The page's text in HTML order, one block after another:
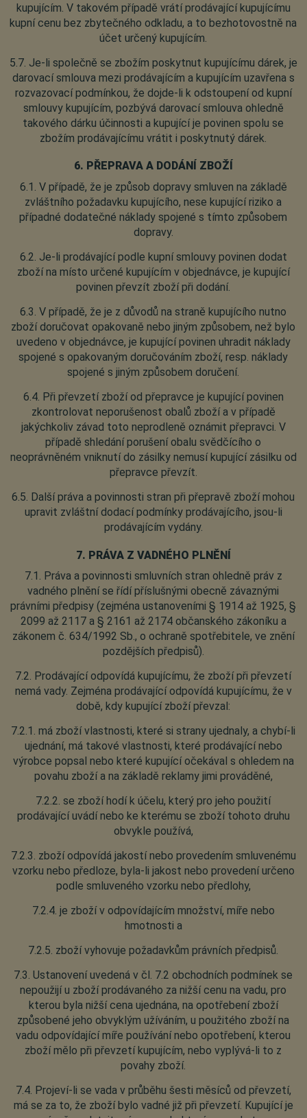
kupujícím. V takovém případě vrátí prodávající kupujícímu
kupní cenu bez zbytečného odkladu, a to bezhotovostně na
účet určený kupujícím.
5.7. Je-li společně se zbožím poskytnut kupujícímu dárek, je
darovací smlouva mezi prodávajícím a kupujícím uzavřena s
rozvazovací podmínkou, že dojde-li k odstoupení od kupní
smlouvy kupujícím, pozbývá darovací smlouva ohledně
takového dárku účinnosti a kupující je povinen spolu se
zbožím prodávajícímu vrátit i poskytnutý dárek.
6. PŘEPRAVA A DODÁNÍ ZBOŽÍ
6.1. V případě, že je způsob dopravy smluven na základě
zvláštního požadavku kupujícího, nese kupující riziko a
případné dodatečné náklady spojené s tímto způsobem
dopravy.
6.2. Je-li prodávající podle kupní smlouvy povinen dodat
zboží na místo určené kupujícím v objednávce, je kupující
povinen převzít zboží při dodání.
6.3. V případě, že je z důvodů na straně kupujícího nutno
zboží doručovat opakovaně nebo jiným způsobem, než bylo
uvedeno v objednávce, je kupující povinen uhradit náklady
spojené s opakovaným doručováním zboží, resp. náklady
spojené s jiným způsobem doručení.
6.4. Při převzetí zboží od přepravce je kupující povinen
zkontrolovat neporušenost obalů zboží a v případě
jakýchkoliv závad toto neprodleně oznámit přepravci. V
případě shledání porušení obalu svědčícího o
neoprávněném vniknutí do zásilky nemusí kupující zásilku od
přepravce převzít.
6.5. Další práva a povinnosti stran při přepravě zboží mohou
upravit zvláštní dodací podmínky prodávajícího, jsou-li
prodávajícím vydány.
7. PRÁVA Z VADNÉHO PLNĚNÍ
7.1. Práva a povinnosti smluvních stran ohledně práv z
vadného plnění se řídí příslušnými obecně závaznými
právními předpisy (zejména ustanoveními § 1914 až 1925, §
2099 až 2117 a § 2161 až 2174 občanského zákoníku a
zákonem č. 634/1992 Sb., o ochraně spotřebitele, ve znění
pozdějších předpisů).
7.2. Prodávající odpovídá kupujícímu, že zboží při převzetí
nemá vady. Zejména prodávající odpovídá kupujícímu, že v
době, kdy kupující zboží převzal:
7.2.1. má zboží vlastnosti, které si strany ujednaly, a chybí-li
ujednání, má takové vlastnosti, které prodávající nebo
výrobce popsal nebo které kupující očekával s ohledem na
povahu zboží a na základě reklamy jimi prováděné,
7.2.2. se zboží hodí k účelu, který pro jeho použití
prodávající uvádí nebo ke kterému se zboží tohoto druhu
obvykle používá,
7.2.3. zboží odpovídá jakostí nebo provedením smluvenému
vzorku nebo předloze, byla-li jakost nebo provedení určeno
podle smluveného vzorku nebo předlohy,
7.2.4. je zboží v odpovídajícím množství, míře nebo
hmotnosti a
7.2.5. zboží vyhovuje požadavkům právních předpisů.
7.3. Ustanovení uvedená v čl. 7.2 obchodních podmínek se
nepoužijí u zboží prodávaného za nižší cenu na vadu, pro
kterou byla nižší cena ujednána, na opotřebení zboží
způsobené jeho obvyklým užíváním, u použitého zboží na
vadu odpovídající míře používání nebo opotřebení, kterou
zboží mělo při převzetí kupujícím, nebo vyplývá-li to z
povahy zboží.
7.4. Projeví-li se vada v průběhu šesti měsíců od převzetí,
má se za to, že zboží bylo vadné již při převzetí. Kupující je